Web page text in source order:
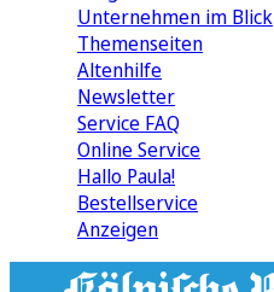
Unternehmen im Blick
Themenseiten
Altenhilfe
Newsletter
Service FAQ
Online Service
Hallo Paula!
Bestellservice
Anzeigen